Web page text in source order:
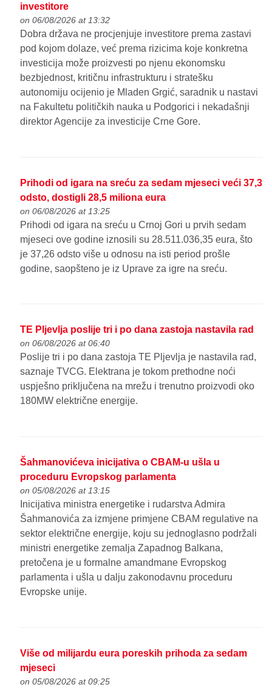
investitore
on 06/08/2026 at 13:32
Dobra država ne procjenjuje investitore prema zastavi
pod kojom dolaze, već prema rizicima koje konkretna
investicija može proizvesti po njenu ekonomsku
bezbjednost, kritičnu infrastrukturu i stratešku
autonomiju ocijenio je Mladen Grgić, saradnik u nastavi
na Fakultetu političkih nauka u Podgorici i nekadašnji
direktor Agencije za investicije Crne Gore.
Prihodi od igara na sreću za sedam mjeseci veći 37,3
odsto, dostigli 28,5 miliona eura
on 06/08/2026 at 13:25
Prihodi od igara na sreću u Crnoj Gori u prvih sedam
mjeseci ove godine iznosili su 28.511.036,35 eura, što
je 37,26 odsto više u odnosu na isti period prošle
godine, saopšteno je iz Uprave za igre na sreću.
TE Pljevlja poslije tri i po dana zastoja nastavila rad
on 06/08/2026 at 06:40
Poslije tri i po dana zastoja TE Pljevlja je nastavila rad,
saznaje TVCG. Elektrana je tokom prethodne noći
uspješno priključena na mrežu i trenutno proizvodi oko
180MW električne energije.
Šahmanovićeva inicijativa o CBAM-u ušla u
proceduru Evropskog parlamenta
on 05/08/2026 at 13:15
Inicijativa ministra energetike i rudarstva Admira
Šahmanovića za izmjene primjene CBAM regulative na
sektor električne energije, koju su jednoglasno podržali
ministri energetike zemalja Zapadnog Balkana,
pretočena je u formalne amandmane Evropskog
parlamenta i ušla u dalju zakonodavnu proceduru
Evropske unije.
Više od milijardu eura poreskih prihoda za sedam
mjeseci
on 05/08/2026 at 09:25